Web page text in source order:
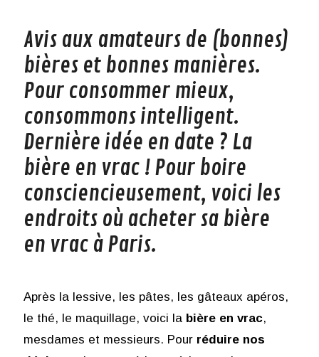
Avis aux amateurs de (bonnes)
bières et bonnes manières.
Pour consommer mieux,
consommons intelligent.
Dernière idée en date ? La
bière en vrac ! Pour boire
consciencieusement, voici les
endroits où acheter sa bière
en vrac à Paris.
Après la lessive, les pâtes, les gâteaux apéros,
le thé, le maquillage, voici la bière en vrac,
mesdames et messieurs. Pour réduire nos